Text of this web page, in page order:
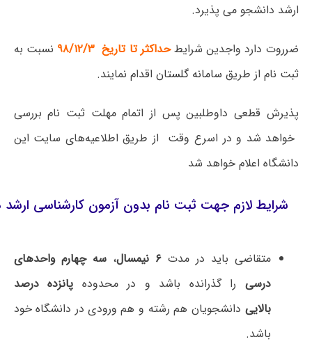
ارشد دانشجو می پذیرد.
ضرروت دارد واجدین شرایطحداکثر تا تاریخ ۹۸/۱۲/۳
نسبت به
ثبت نام از طریق سامانه گلستان اقدام نمایند.
پذیرش قطعی داوطلبین پس از اتمام مهلت ثبت نام بررسی
خواهد شد و در اسرع وقت از طریق اطلاعیه‌های سایت این
دانشگاه اعلام خواهد شد
شرایط لازم جهت ثبت نام بدون آزمون کارشناسی
متقاضی باید در مدت ۶ نیمسال ، سه چهارم واحدهای
درسی را گذرانده ‌باشد و در محدوده پانزده درصد
بالایی دانشجویان هم رشته و هم ورودی در دانشگاه خود
باشد.